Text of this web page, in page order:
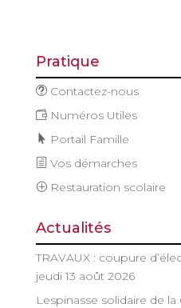
Pratique
Contactez-nous
Numéros Utiles
Portail Famille
Vos démarches
Restauration scolaire
Actualités
TRAVAUX : coupure
jeudi 13 août 2026
Lespinasse solidaire de